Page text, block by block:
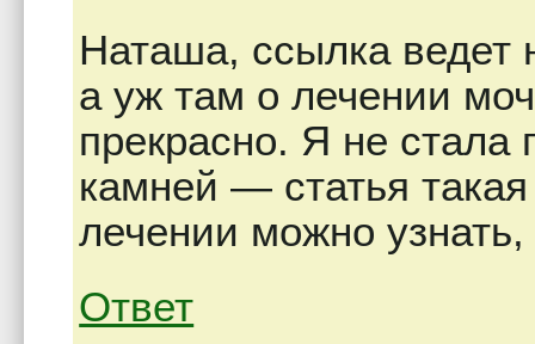
Наташа, ссылка ведет
а уж там о лечении
прекрасно. Я не стала
камней — статья
лечении можно
Ответ